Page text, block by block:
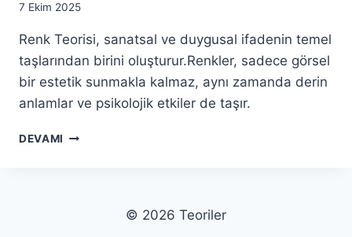
7 Ekim 2025
Renk Teorisi, sanatsal ve duygusal ifadenin temel
taşlarından birini oluşturur.Renkler, sadece görsel
bir estetik sunmakla kalmaz, aynı zamanda derin
anlamlar ve psikolojik etkiler de taşır.
DEVAMI RENK
© 2026 Teoriler